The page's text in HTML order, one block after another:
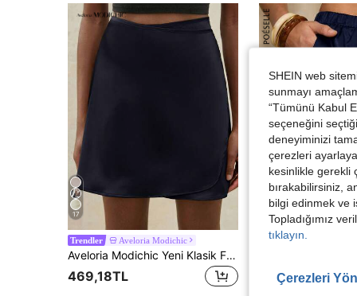
17
Trendler Aveloria Modichic
Aveloria Modichic Yeni Klasik Fransız Şık Minimalist Saten Kumaş Düz Renk Bağlamalı Ayarlanabilir Bel Yüksek Bel Günlük Kadın Eteği
469,18TL
21
Trendler
449,98TL
SHEIN web
sunmayı
“Tümünü Kabul
seçeneğini
deneyiminizi
çerezleri
kesinlikle gerekli
bırakabilirsiniz,
bilgi edinmek ve
Topladığımız
tıklayın.
Çerezleri